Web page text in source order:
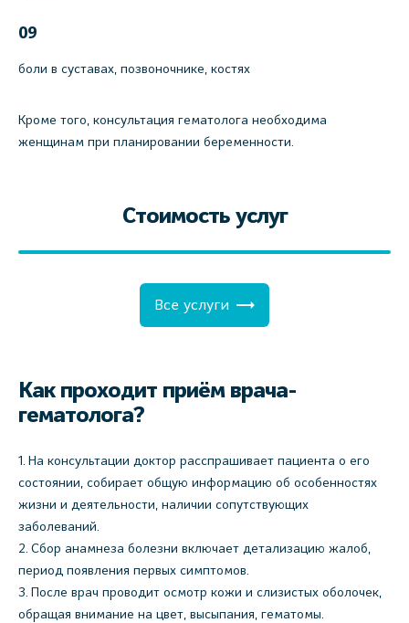
09
боли в суставах, позвоночнике, костях
Кроме того, консультация гематолога необходима
женщинам при планировании беременности.
Стоимость услуг
Все услуги
Как проходит приём врача-
гематолога?
На консультации доктор расспрашивает пациента о его
состоянии, собирает общую информацию об особенностях
жизни и деятельности, наличии сопутствующих
заболеваний.
Сбор анамнеза болезни включает детализацию жалоб,
период появления первых симптомов.
После врач проводит осмотр кожи и слизистых оболочек,
обращая внимание на цвет, высыпания, гематомы.